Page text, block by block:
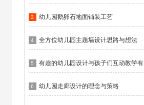
3 幼儿园鹅卵石地面铺装工艺
4 全方位幼儿园主题墙设计思路与想法
5 有趣的幼儿园设计与孩子们互动教学有什么作用？
6 幼儿园走廊设计的理念与策略